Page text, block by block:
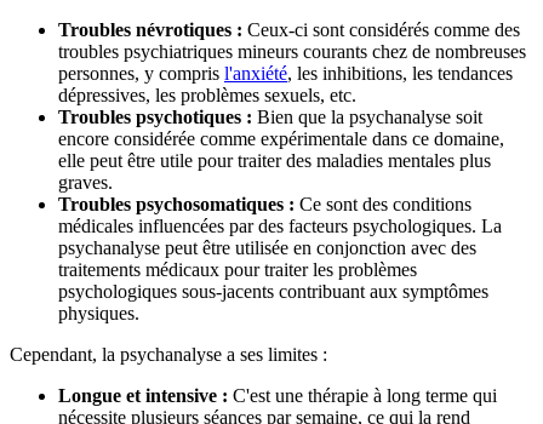
Troubles névrotiques : Ceux-ci sont considérés comme des
troubles psychiatriques mineurs courants chez de nombreuses
personnes, y compris l'anxiété, les inhibitions, les tendances
dépressives, les problèmes sexuels, etc.
Troubles psychotiques : Bien que la psychanalyse soit
encore considérée comme expérimentale dans ce domaine,
elle peut être utile pour traiter des maladies mentales plus
graves.
Troubles psychosomatiques : Ce sont des conditions
médicales influencées par des facteurs psychologiques. La
psychanalyse peut être utilisée en conjonction avec des
traitements médicaux pour traiter les problèmes
psychologiques sous-jacents contribuant aux symptômes
physiques.
Cependant, la psychanalyse a ses limites :
Longue et intensive : C'est une thérapie à long terme qui
nécessite plusieurs séances par semaine, ce qui la rend